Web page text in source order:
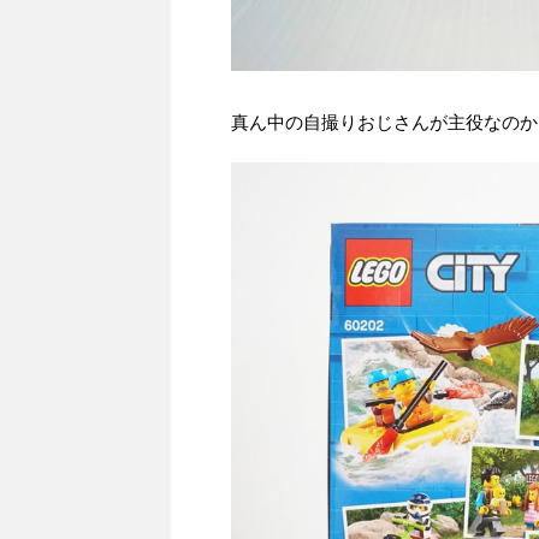
真ん中の自撮りおじさんが主役なの